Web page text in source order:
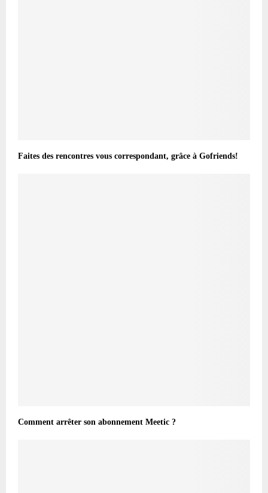
Faites des rencontres vous correspondant, grâce à Gofriends!
Comment arrêter son abonnement Meetic ?